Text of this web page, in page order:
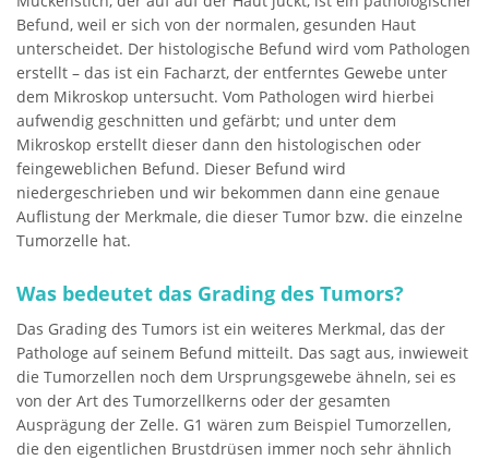
Befund, weil er sich von der normalen, gesunden Haut
unterscheidet. Der histologische Befund wird vom Pathologen
erstellt – das ist ein Facharzt, der entferntes Gewebe unter
dem Mikroskop untersucht. Vom Pathologen wird hierbei
aufwendig geschnitten und gefärbt; und unter dem
Mikroskop erstellt dieser dann den histologischen oder
feingeweblichen Befund. Dieser Befund wird
niedergeschrieben und wir bekommen dann eine genaue
Auflistung der Merkmale, die dieser Tumor bzw. die einzelne
Tumorzelle hat.
Was bedeutet das Grading des Tumors?
Das Grading des Tumors ist ein weiteres Merkmal, das der
Pathologe auf seinem Befund mitteilt. Das sagt aus, inwieweit
die Tumorzellen noch dem Ursprungsgewebe ähneln, sei es
von der Art des Tumorzellkerns oder der gesamten
Ausprägung der Zelle. G1 wären zum Beispiel Tumorzellen,
die den eigentlichen Brustdrüsen immer noch sehr ähnlich